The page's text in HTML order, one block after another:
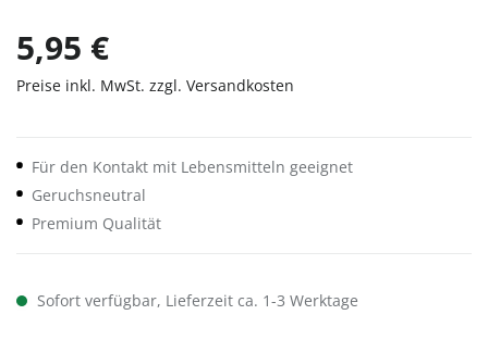
5,95 €
Preise inkl. MwSt. zzgl. Versandkosten
Für den Kontakt mit Lebensmitteln geeignet
Geruchsneutral
Premium Qualität
Sofort verfügbar, Lieferzeit ca. 1-3 Werktage